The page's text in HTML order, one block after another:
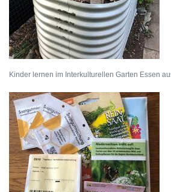
Kinder lernen im Interkulturellen Garten Essen